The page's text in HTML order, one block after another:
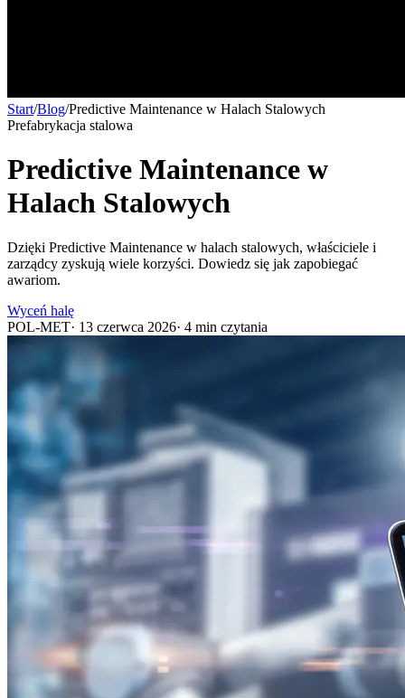
Start/Blog/Predictive Maintenance w Halach Stalowych
Prefabrykacja stalowa
Predictive Maintenance w
Halach Stalowych
Dzięki Predictive Maintenance w halach stalowych, właściciele i
zarządcy zyskują wiele korzyści. Dowiedz się jak zapobiegać
awariom.
Wyceń halę
POL-MET· 13 czerwca 2026· 4 min czytania